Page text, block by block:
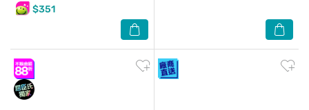
$351